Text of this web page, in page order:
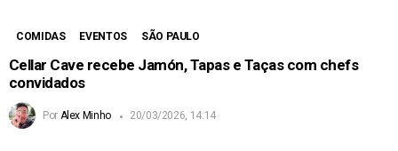
COMIDAS EVENTOS SÃO PAULO
Cellar Cave recebe Jamón, Tapas e Taças com chefs
convidados
Por Alex Minho 20/03/2026, 14:14